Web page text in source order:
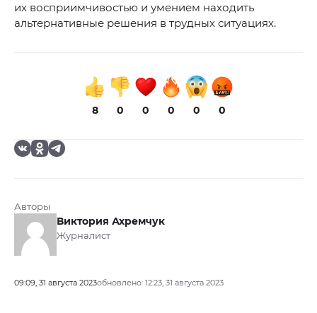
их восприимчивостью и умением находить
альтернативные решения в трудных ситуациях.
8 0 0 0 0 0
Авторы
Виктория Ахремчук
Журналист
09:09, 31 августа 2023обновлено: 12:23, 31 августа 2023